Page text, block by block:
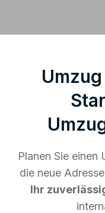
Planen Sie einen
die neue
Ihr